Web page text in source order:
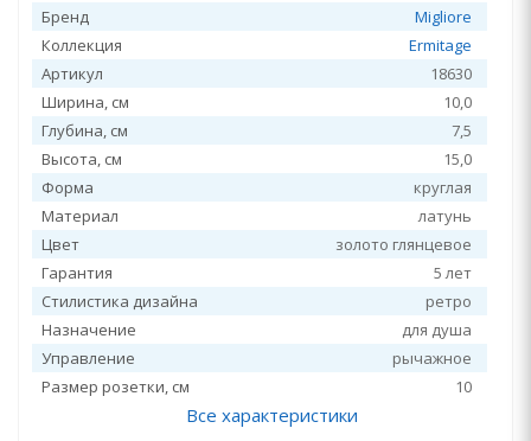
Бренд
Migliore
Коллекция
Ermitage
Артикул
18630
Ширина, см
10,0
Глубина, см
7,5
Высота, см
15,0
Форма
круглая
Материал
латунь
Цвет
золото глянцевое
Гарантия
5 лет
Стилистика дизайна
ретро
Назначение
для душа
Управление
рычажное
Размер розетки, см
10
Все характеристики